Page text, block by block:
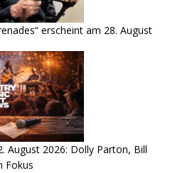
erscheint am 28. August
August 2026: Dolly Parton, Bill
Fokus